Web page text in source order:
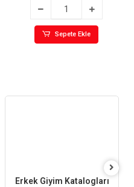
Sepete Ekle
Erkek Giyim Katalogları